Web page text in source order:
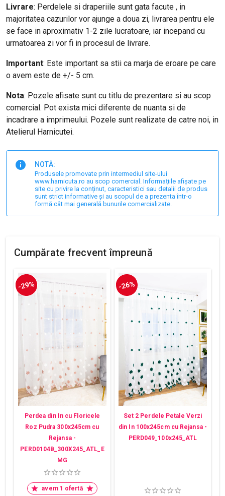
Livrare: Perdelele si draperiile sunt gata facute , in
majoritatea cazurilor vor ajunge a doua zi, livrarea pentru ele
se face in aproximativ 1-2 zile lucratoare, iar incepand cu
urmatoarea zi vor fi in procesul de livrare.
Important: Este important sa stii ca marja de eroare pe care
o avem este de +/- 5 cm.
Nota: Pozele afisate sunt cu titlu de prezentare si au scop
comercial. Pot exista mici diferente de nuanta si de
incadrare a imprimeului. Pozele sunt realizate de catre noi, in
Atelierul Harnicutei.
NOTĂ:
Produsele promovate prin intermediul site-ului
www.harnicuta.ro au scop comercial. Informațiile afișate pe
site cu privire la conținut, caracteristici sau detalii de produs
sunt strict informative și au scopul de a prezenta într-o
formă cât mai generală bunurile comercializate.
Cumpărate frecvent împreună
-29%
Perdea din In cu Floricele
Roz Pudra 300x245cm cu
Rejansa -
PERD0104B_300X245_ATL_E
MG
avem 1 ofertă
-26%
Set 2 Perdele Petale Verzi
din In 100x245cm cu Rejansa -
PERD049_100x245_ATL